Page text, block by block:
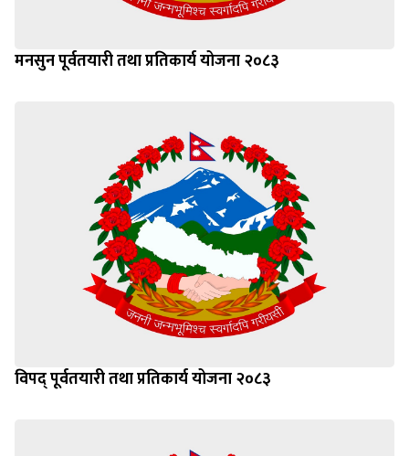
मनसुन पूर्वतयारी तथा प्रतिकार्य योजना २०८३
विपद् पूर्वतयारी तथा प्रतिकार्य योजना २०८३